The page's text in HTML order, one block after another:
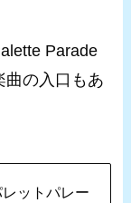
Parade
曲の入口もあ
ットパレー